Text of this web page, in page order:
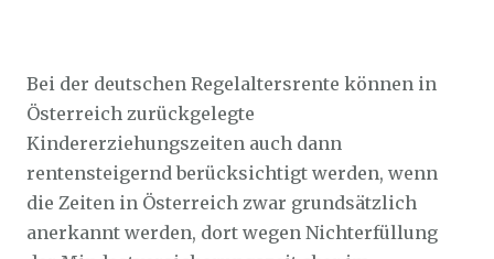
Bei der deutschen Regelaltersrente können in
Österreich zurückgelegte
Kindererziehungszeiten auch dann
rentensteigernd berücksichtigt werden, wenn
die Zeiten in Österreich zwar grundsätzlich
anerkannt werden, dort wegen Nichterfüllung